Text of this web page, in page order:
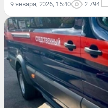
9 января, 2026, 15:40 2 794